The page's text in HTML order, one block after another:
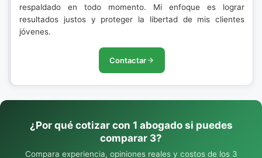
respaldado en todo momento. Mi enfoque es lograr
resultados justos y proteger la libertad de mis clientes
jóvenes.
Contactar
¿Por qué cotizar con 1 abogado si puedes
comparar 3?
Compara experiencia, opiniones reales y costos de los 3